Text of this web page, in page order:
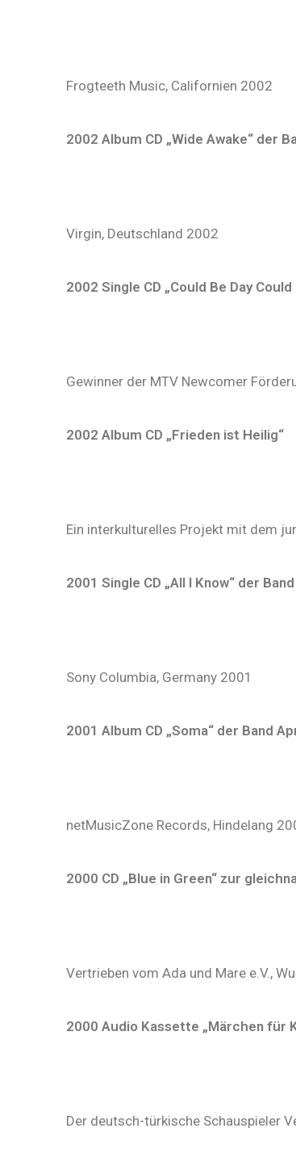
Frogteeth Music, Californien 2002
2002 Album CD „Wide Awake“ der
Virgin, Deutschland 2002
2002 Single CD „Could Be Day
Gewinner der MTV Newcomer
2002 Album CD „Frieden ist Heilig“
Ein interkulturelles Projekt mit dem
2001 Single CD „All I Know“ der
Sony Columbia, Germany 2001
2001 Album CD „Soma“ der Band
netMusicZone Records, Hindelang
2000 CD „Blue in Green“ zur
Vertrieben vom Ada und Mare e.V.,
2000 Audio Kassette „Märchen für
Der deutsch-türkische Schauspieler